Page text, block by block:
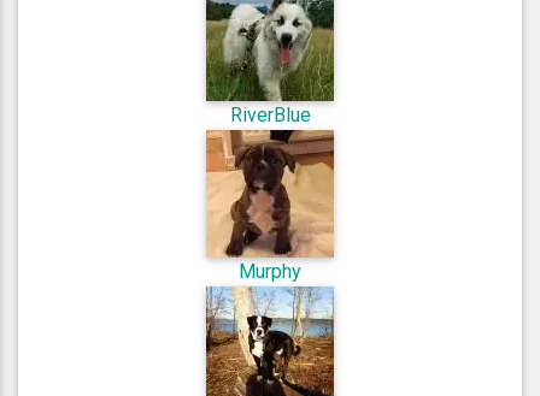
RiverBlue
Murphy